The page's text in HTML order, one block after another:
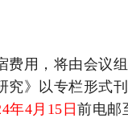
用，将由会议组
究》以专栏形式
年4月15日前电邮